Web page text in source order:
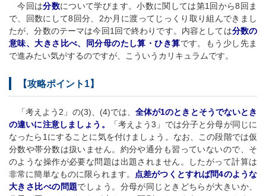
今回は分数について学びます。小数に関しては第1回から8回ま
で、回数にして8回分、2か月に渡ってじっくり取り組んできまし
たが、分数のテーマは今回1回で終わりです。内容としては分数の
意味、大きさ比べ、同分母のたし算・ひき算です。もう少し先ま
で進みたい気がするのですが、こういうカリキュラムです。
【攻略ポイント1】
「考えよう2」の(3)、(4)では、全体が1のときとそうでないとき
の違いに注意しましょう。
「考えよう3」では分子と分母が同じに
なったら1にすることに気を付けましょう。なお、この段階では仮
分数や帯分数は扱いません。約分や通分も習っていないので、そ
のような操作が必要な問題は出題されません。したがって計算は
非常に簡単なものに限られます。
点差がつくとすれば問4のような
大きさ比べの問題でしょう。分母が同じときどちらが大きいか、